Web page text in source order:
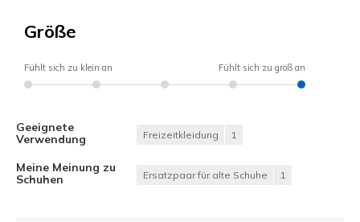
Größe
Fühlt sich zu klein an Fühlt sich zu groß an
Geeignete
Verwendung
Freizeitkleidung 1
Meine Meinung zu
Schuhen
Ersatzpaar für alte Schuhe 1